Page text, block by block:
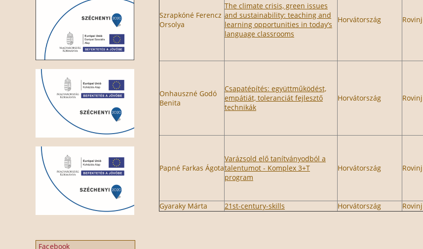
Facebook
Szrapkóné Ferencz
Orsolya
The climate crisis, green issues
and sustainability: teaching and
learning opportunities in today’s
language classrooms
Horvátország Rovinj
Onhauszné Godó
Benita
Csapatépítés: együttműködést,
empátiát, toleranciát fejlesztő
technikák
Horvátország Rovinj
Papné Farkas Ágota
Varázsold elő tanítványodból a
talentumot - Komplex 3+T
program
Horvátország Rovinj
Gyaraky Márta 21st-century-skills Horvátország Rovinj